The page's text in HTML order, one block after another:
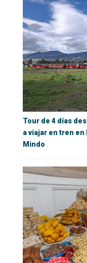
Tour de 4 días
a viajar en tren
Mindo